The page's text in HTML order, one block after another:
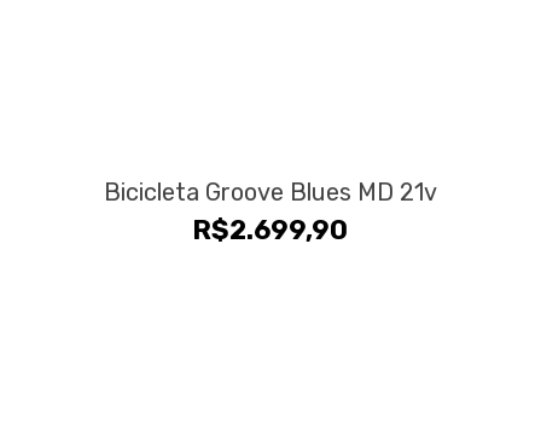
Bicicleta Groove Blues MD 21v
R$2.699,90